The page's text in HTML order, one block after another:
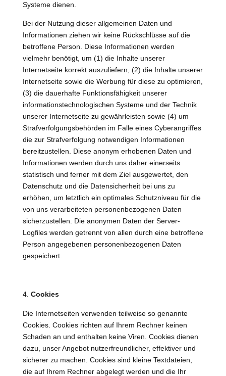
Systeme dienen.
Bei der Nutzung dieser allgemeinen Daten und
Informationen ziehen wir keine Rückschlüsse auf die
betroffene Person. Diese Informationen werden
vielmehr benötigt, um (1) die Inhalte unserer
Internetseite korrekt auszuliefern, (2) die Inhalte unserer
Internetseite sowie die Werbung für diese zu optimieren,
(3) die dauerhafte Funktionsfähigkeit unserer
informationstechnologischen Systeme und der Technik
unserer Internetseite zu gewährleisten sowie (4) um
Strafverfolgungsbehörden im Falle eines Cyberangriffes
die zur Strafverfolgung notwendigen Informationen
bereitzustellen. Diese anonym erhobenen Daten und
Informationen werden durch uns daher einerseits
statistisch und ferner mit dem Ziel ausgewertet, den
Datenschutz und die Datensicherheit bei uns zu
erhöhen, um letztlich ein optimales Schutzniveau für die
von uns verarbeiteten personenbezogenen Daten
sicherzustellen. Die anonymen Daten der Server-
Logfiles werden getrennt von allen durch eine betroffene
Person angegebenen personenbezogenen Daten
gespeichert.
Cookies
Die Internetseiten verwenden teilweise so genannte
Cookies. Cookies richten auf Ihrem Rechner keinen
Schaden an und enthalten keine Viren. Cookies dienen
dazu, unser Angebot nutzerfreundlicher, effektiver und
sicherer zu machen. Cookies sind kleine Textdateien,
die auf Ihrem Rechner abgelegt werden und die Ihr